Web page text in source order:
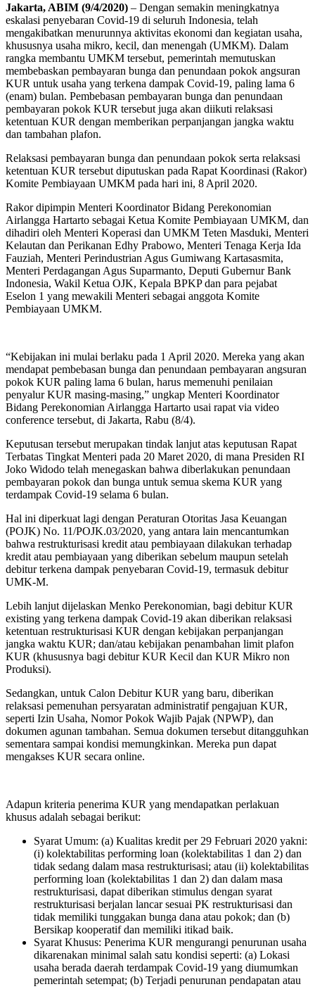
Jakarta, ABIM (9/4/2020) – Dengan semakin meningkatnya
eskalasi penyebaran Covid-19 di seluruh Indonesia, telah
mengakibatkan menurunnya aktivitas ekonomi dan kegiatan usaha,
khususnya usaha mikro, kecil, dan menengah (UMKM). Dalam
rangka membantu UMKM tersebut, pemerintah memutuskan
membebaskan pembayaran bunga dan penundaan pokok angsuran
KUR untuk usaha yang terkena dampak Covid-19, paling lama 6
(enam) bulan. Pembebasan pembayaran bunga dan penundaan
pembayaran pokok KUR tersebut juga akan diikuti relaksasi
ketentuan KUR dengan memberikan perpanjangan jangka waktu
dan tambahan plafon.
Relaksasi pembayaran bunga dan penundaan pokok serta relaksasi
ketentuan KUR tersebut diputuskan pada Rapat Koordinasi (Rakor)
Komite Pembiayaan UMKM pada hari ini, 8 April 2020.
Rakor dipimpin Menteri Koordinator Bidang Perekonomian
Airlangga Hartarto sebagai Ketua Komite Pembiayaan UMKM, dan
dihadiri oleh Menteri Koperasi dan UMKM Teten Masduki, Menteri
Kelautan dan Perikanan Edhy Prabowo, Menteri Tenaga Kerja Ida
Fauziah, Menteri Perindustrian Agus Gumiwang Kartasasmita,
Menteri Perdagangan Agus Suparmanto, Deputi Gubernur Bank
Indonesia, Wakil Ketua OJK, Kepala BPKP dan para pejabat
Eselon 1 yang mewakili Menteri sebagai anggota Komite
Pembiayaan UMKM.
“Kebijakan ini mulai berlaku pada 1 April 2020. Mereka yang akan
mendapat pembebasan bunga dan penundaan pembayaran angsuran
pokok KUR paling lama 6 bulan, harus memenuhi penilaian
penyalur KUR masing-masing,” ungkap Menteri Koordinator
Bidang Perekonomian Airlangga Hartarto usai rapat via video
conference tersebut, di Jakarta, Rabu (8/4).
Keputusan tersebut merupakan tindak lanjut atas keputusan Rapat
Terbatas Tingkat Menteri pada 20 Maret 2020, di mana Presiden RI
Joko Widodo telah menegaskan bahwa diberlakukan penundaan
pembayaran pokok dan bunga untuk semua skema KUR yang
terdampak Covid-19 selama 6 bulan.
Hal ini diperkuat lagi dengan Peraturan Otoritas Jasa Keuangan
(POJK) No. 11/POJK.03/2020, yang antara lain mencantumkan
bahwa restrukturisasi kredit atau pembiayaan dilakukan terhadap
kredit atau pembiayaan yang diberikan sebelum maupun setelah
debitur terkena dampak penyebaran Covid-19, termasuk debitur
UMK-M.
Lebih lanjut dijelaskan Menko Perekonomian, bagi debitur KUR
existing yang terkena dampak Covid-19 akan diberikan relaksasi
ketentuan restrukturisasi KUR dengan kebijakan perpanjangan
jangka waktu KUR; dan/atau kebijakan penambahan limit plafon
KUR (khususnya bagi debitur KUR Kecil dan KUR Mikro non
Produksi).
Sedangkan, untuk Calon Debitur KUR yang baru, diberikan
relaksasi pemenuhan persyaratan administratif pengajuan KUR,
seperti Izin Usaha, Nomor Pokok Wajib Pajak (NPWP), dan
dokumen agunan tambahan. Semua dokumen tersebut ditangguhkan
sementara sampai kondisi memungkinkan. Mereka pun dapat
mengakses KUR secara online.
Adapun kriteria penerima KUR yang mendapatkan perlakuan
khusus adalah sebagai berikut:
Syarat Umum: (a) Kualitas kredit per 29 Februari 2020 yakni:
(i) kolektabilitas performing loan (kolektabilitas 1 dan 2) dan
tidak sedang dalam masa restrukturisasi; atau (ii) kolektabilitas
performing loan (kolektabilitas 1 dan 2) dan dalam masa
restrukturisasi, dapat diberikan stimulus dengan syarat
restrukturisasi berjalan lancar sesuai PK restrukturisasi dan
tidak memiliki tunggakan bunga dana atau pokok; dan (b)
Bersikap kooperatif dan memiliki itikad baik.
Syarat Khusus: Penerima KUR mengurangi penurunan usaha
dikarenakan minimal salah satu kondisi seperti: (a) Lokasi
usaha berada daerah terdampak Covid-19 yang diumumkan
pemerintah setempat; (b) Terjadi penurunan pendapatan atau